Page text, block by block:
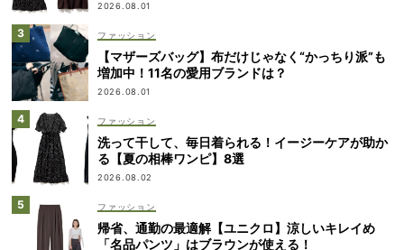
2026.08.01
ファッション
【マザーズバッグ】布だけじゃなく“かっちり派”も
増加中！11名の愛用ブランドは？
2026.08.01
ファッション
洗って干して、毎日着られる！イージーケアが助か
る【夏の相棒ワンピ】8選
2026.08.02
ファッション
帰省、通勤の最適解【ユニクロ】涼しいキレイめ
「名品パンツ」はブラウンが使える！